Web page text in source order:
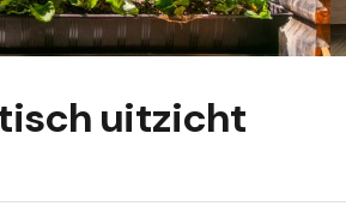
uitzicht